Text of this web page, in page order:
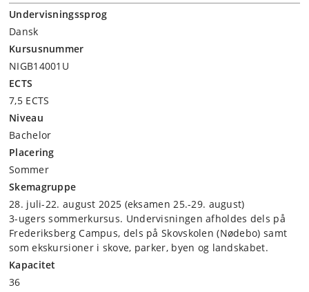
Undervisningssprog
Dansk
Kursusnummer
NIGB14001U
ECTS
7,5 ECTS
Niveau
Bachelor
Placering
Sommer
Skemagruppe
28. juli-22. august 2025 (eksamen 25.-29. august)
3-ugers sommerkursus. Undervisningen afholdes dels på
Frederiksberg Campus, dels på Skovskolen (Nødebo) samt
som ekskursioner i skove, parker, byen og landskabet.
Kapacitet
36